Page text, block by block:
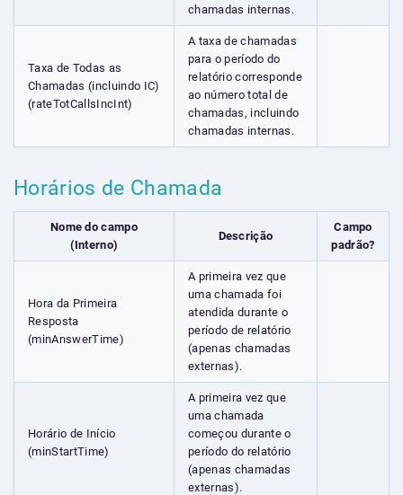
chamadas internas.
Taxa de Todas as
Chamadas (incluindo IC)
(rateTotCallsIncInt)
A taxa de chamadas
para o período do
relatório corresponde
ao número total de
chamadas, incluindo
chamadas internas.
Horários de Chamada
Nome do campo
(Interno)
Descrição
Campo
padrão?
Hora da Primeira
Resposta
(minAnswerTime)
A primeira vez que
uma chamada foi
atendida durante o
período de relatório
(apenas chamadas
externas).
Horário de Início
(minStartTime)
A primeira vez que
uma chamada
começou durante o
período do relatório
(apenas chamadas
externas).